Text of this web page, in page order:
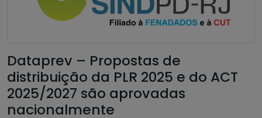
Dataprev – Propostas de
distribuição da PLR 2025 e do ACT
2025/2027 são aprovadas
nacionalmente